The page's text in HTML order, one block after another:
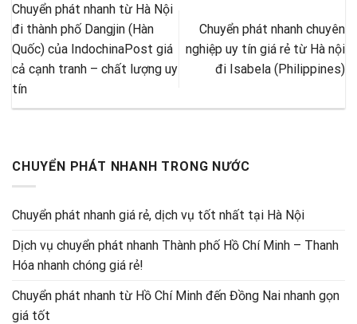
Chuyển phát nhanh từ Hà Nội
đi thành phố Dangjin (Hàn
Quốc) của IndochinaPost giá
cả cạnh tranh – chất lượng uy
tín
Chuyển phát nhanh chuyên
nghiệp uy tín giá rẻ từ Hà nội
đi Isabela (Philippines)
CHUYỂN PHÁT NHANH TRONG NƯỚC
Chuyển phát nhanh giá rẻ, dịch vụ tốt nhất tại Hà Nội
Dịch vụ chuyển phát nhanh Thành phố Hồ Chí Minh – Thanh
Hóa nhanh chóng giá rẻ!
Chuyển phát nhanh từ Hồ Chí Minh đến Đồng Nai nhanh gọn
giá tốt